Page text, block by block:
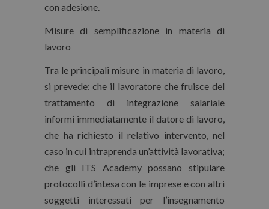
con adesione.
Misure di semplificazione in materia di
lavoro
Tra le principali misure in materia di lavoro,
si prevede: che il lavoratore che fruisce del
trattamento di integrazione salariale
informi immediatamente il datore di lavoro,
che ha richiesto il relativo intervento, nel
caso in cui intraprenda un’attività lavorativa;
che gli ITS Academy possano stipulare
protocolli d’intesa con le imprese e con altri
soggetti interessati per l’insegnamento